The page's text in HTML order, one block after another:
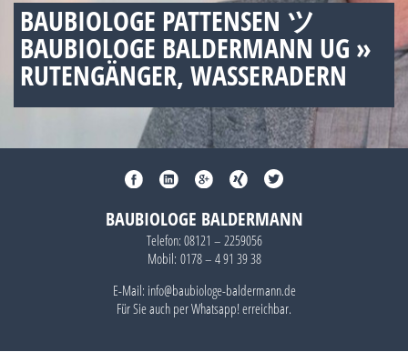
BAUBIOLOGE PATTENSEN ツ
BAUBIOLOGE BALDERMANN UG »
RUTENGÄNGER, WASSERADERN
BAUBIOLOGE BALDERMANN
Telefon: 08121 – 2259056
Mobil: 0178 – 4 91 39 38
E-Mail: info@baubiologe-baldermann.de
Für Sie auch perWhatsapp!erreichbar.